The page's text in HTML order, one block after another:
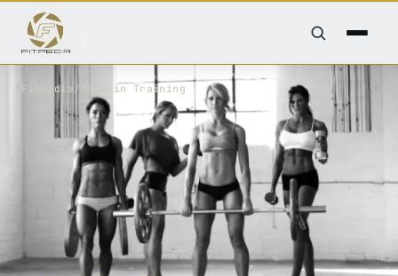
FitPedia / Magazin/ Training